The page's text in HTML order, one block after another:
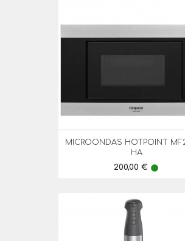
MICROONDAS HOTPOINT
HA
Preço
200,00 € lens